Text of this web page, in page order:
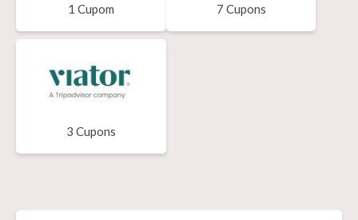
1 Cupom 7 Cupons
3 Cupons